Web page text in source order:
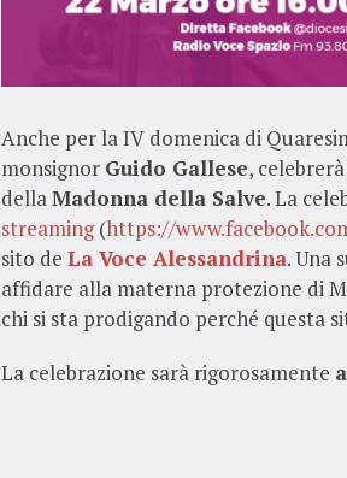
Anche per la IV domenica di
monsignor Guido Gallese,
dellaMadonna della Salve. La
streaming(https://
sito de La Voce Alessandrina. Una
affidare alla materna protezione di
chi si sta prodigando perché questa
La celebrazione sarà rigorosamente